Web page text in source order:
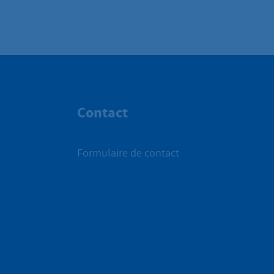
Contact
Formulaire de contact